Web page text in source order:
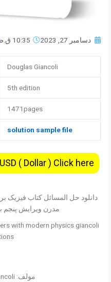
دسامبر 27, 2023 10:35 ق.ظ
Douglas Giancoli
5th edition
1471pages
solution sample file
( Dollar ) Click here
دانلود حل المسائل کتاب فیزیک
مدرن ویرایش پنجم
with modern physics giancoli
مولف: Douglas Giancoli